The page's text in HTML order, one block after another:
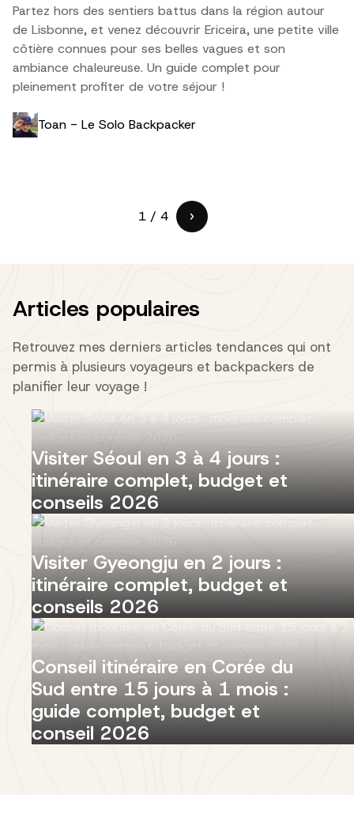
Partez hors des sentiers battus dans la région autour
de Lisbonne, et venez découvrir Ericeira, une petite ville
côtière connues pour ses belles vagues et son
ambiance chaleureuse. Un guide complet pour
pleinement profiter de votre séjour !
Toan - Le Solo Backpacker
1 / 4
Articles populaires
Retrouvez mes derniers articles tendances qui ont
permis à plusieurs voyageurs et backpackers de
planifier leur voyage !
Visiter Séoul en 3 à 4 jours :
itinéraire complet, budget et
conseils 2026
Visiter Gyeongju en 2 jours :
itinéraire complet, budget et
conseils 2026
Conseil itinéraire en Corée du
Sud entre 15 jours à 1 mois :
guide complet, budget et
conseil 2026